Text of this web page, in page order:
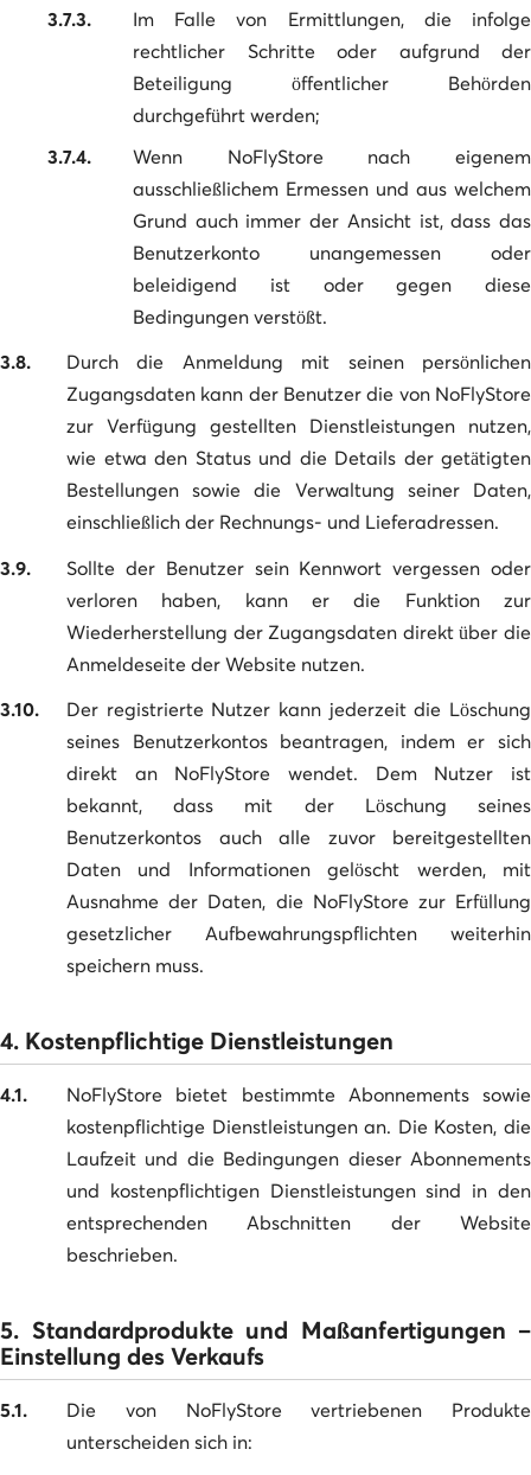
3.7.3.
Im Falle von Ermittlungen, die infolge
rechtlicher Schritte oder aufgrund der
Beteiligung öffentlicher Behörden
durchgeführt werden;
3.7.4.
Wenn NoFlyStore nach eigenem
ausschließlichem Ermessen und aus welchem
Grund auch immer der Ansicht ist, dass das
Benutzerkonto unangemessen oder
beleidigend ist oder gegen diese
Bedingungen verstößt.
3.8.
Durch die Anmeldung mit seinen persönlichen
Zugangsdaten kann der Benutzer die von NoFlyStore
zur Verfügung gestellten Dienstleistungen nutzen,
wie etwa den Status und die Details der getätigten
Bestellungen sowie die Verwaltung seiner Daten,
einschließlich der Rechnungs- und Lieferadressen.
3.9.
Sollte der Benutzer sein Kennwort vergessen oder
verloren haben, kann er die Funktion zur
Wiederherstellung der Zugangsdaten direkt über die
Anmeldeseite der Website nutzen.
3.10.
Der registrierte Nutzer kann jederzeit die Löschung
seines Benutzerkontos beantragen, indem er sich
direkt an NoFlyStore wendet. Dem Nutzer ist
bekannt, dass mit der Löschung seines
Benutzerkontos auch alle zuvor bereitgestellten
Daten und Informationen gelöscht werden, mit
Ausnahme der Daten, die NoFlyStore zur Erfüllung
gesetzlicher Aufbewahrungspflichten weiterhin
speichern muss.
4. Kostenpflichtige Dienstleistungen
4.1.
NoFlyStore bietet bestimmte Abonnements sowie
kostenpflichtige Dienstleistungen an. Die Kosten, die
Laufzeit und die Bedingungen dieser Abonnements
und kostenpflichtigen Dienstleistungen sind in den
entsprechenden Abschnitten der Website
beschrieben.
5. Standardprodukte und Maßanfertigungen –
Einstellung des Verkaufs
5.1.
Die von NoFlyStore vertriebenen Produkte
unterscheiden sich in: